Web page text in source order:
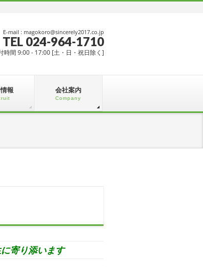
E-mail : magokoro@sincerely2017.co.jp
TEL 024-964-1710
時間 9:00 - 17:00 [土・日・祝日除く]
報 会社案内
Company
寄り添います